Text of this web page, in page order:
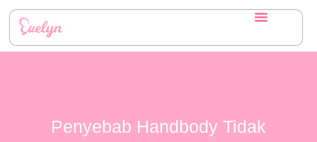
Penyebab Handbody Tidak